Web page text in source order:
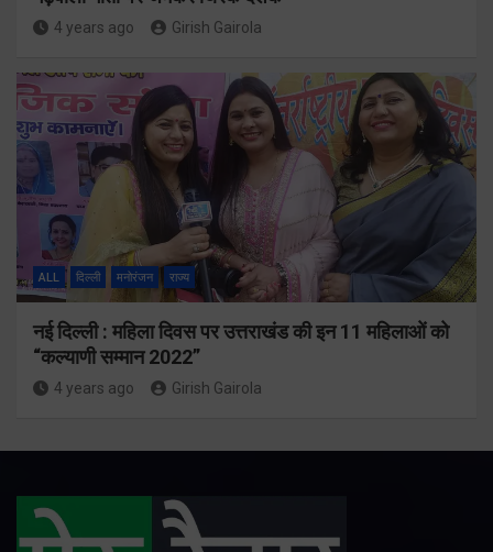
4 years ago Girish Gairola
ALL दिल्ली मनोरंजन राज्य
नई दिल्ली : महिला दिवस पर उत्तराखंड की इन 11 महिलाओं को
“कल्याणी सम्मान 2022”
4 years ago Girish Gairola